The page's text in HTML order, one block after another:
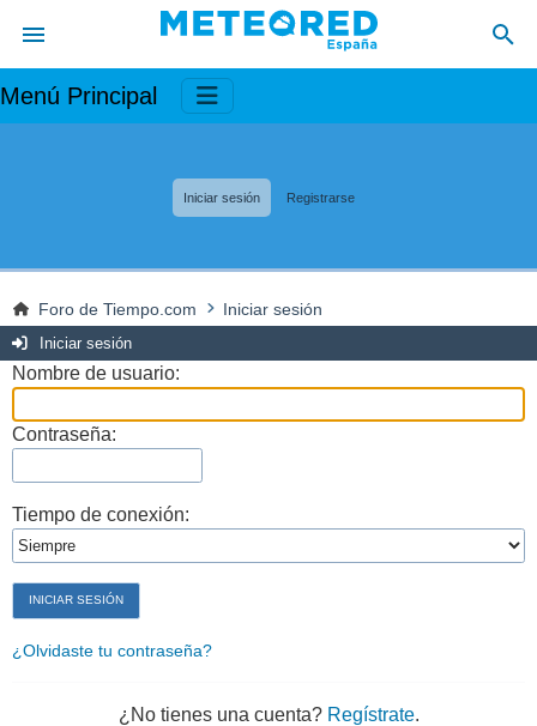
Menú Principal
Iniciar sesión Registrarse
Foro de Tiempo.com Iniciar sesión
Iniciar sesión
Nombre de usuario:
Contraseña:
Tiempo de conexión:
¿Olvidaste tu contraseña?
¿No tienes una cuenta? Regístrate.